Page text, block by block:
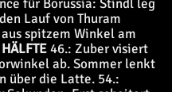
für Borussia: Stindl leg
Lauf von Thuram
spitzem Winkel am
46.: Zuber visiert
ab. Sommer lenkt
über die Latte. 54.: